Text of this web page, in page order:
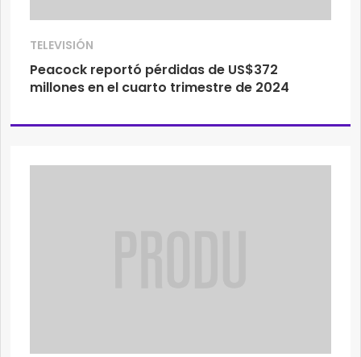
TELEVISIÓN
Peacock reportó pérdidas de US$372
millones en el cuarto trimestre de 2024